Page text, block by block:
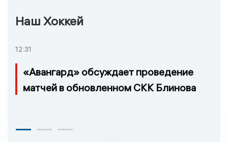
Наш Хоккей
12:31
«Авангард» обсуждает проведение
матчей в обновленном СКК Блинова